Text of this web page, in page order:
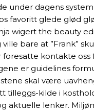
under dagens
favoritt glede glød
wigert the beauty
bare at ”Frank”
kontakte oss
er guidelines
skal være
tilleggs-kilde i
aktuelle lenker.